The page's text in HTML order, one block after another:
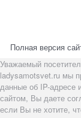
Полная версия
Уважаемый
ladysamotsvet.ru мы
данные об IP-адресе
сайтом, Вы даете
если Вы не хотите,